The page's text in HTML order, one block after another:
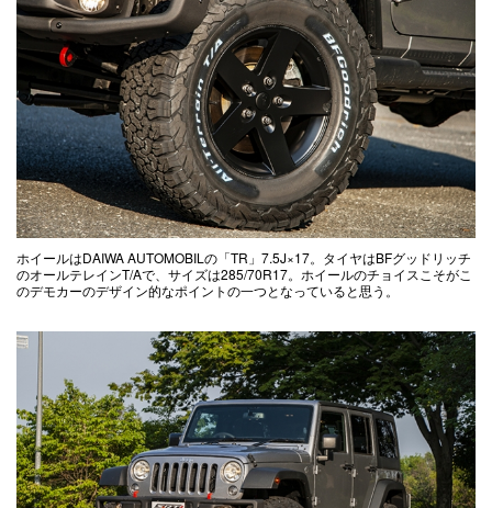
ホイールはDAIWA AUTOMOBILの「TR」7.5J×17。タイヤはBFグッドリッチ
のオールテレインT/Aで、サイズは285/70R17。ホイールのチョイスこそがこ
のデモカーのデザイン的なポイントの一つとなっていると思う。